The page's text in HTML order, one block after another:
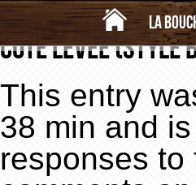
La
«Biftek de côte
Côte levée (Style
This entry
38 min and
responses